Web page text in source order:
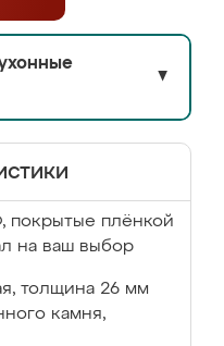
▼
покрытые плёнкой
на ваш выбор
толщина 26 мм
камня,